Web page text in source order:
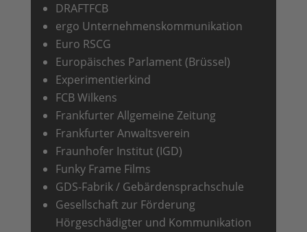
DRAFTFCB
ergo Unternehmenskommunikation
Euro RSCG
Europäisches Parlament (Brüssel)
Experimentierkind
FCB Wilkens
Frankfurter Allgemeine Zeitung
Frankfurter Anwaltsverein
Fraunhofer Institut (IGD)
Funky Frame Films
GDS-Fabrik / Gebärdensprachschule
Gesellschaft zur Förderung
Hörgeschädigter und Kommunikation